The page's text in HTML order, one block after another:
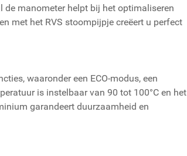
manometer helpt bij het optimaliseren
met het RVS stoompijpje creëert u perfect
waaronder een ECO-modus, een
is instelbaar van 90 tot 100°C en het
garandeert duurzaamheid en